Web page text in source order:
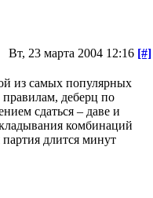
Вт, 23 марта 2004 12:16 [#]
из самых популярных
деберц по
сдаться – даве и
комбинаций
длится минут